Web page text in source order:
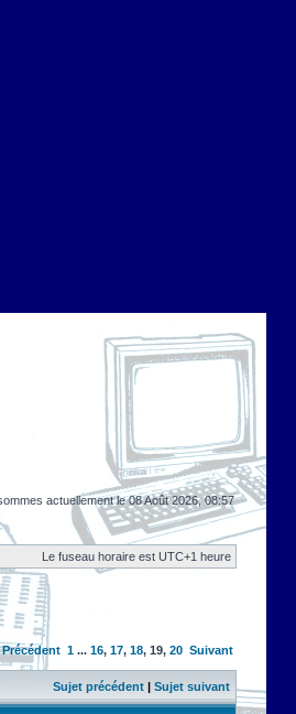
actuellement le 08 Août 2026, 08:57
Le fuseau horaire est UTC+1 heure
Précédent 1 ... 16, 17, 18, 19, 20 Suivant
Sujet précédent | Sujet suivant